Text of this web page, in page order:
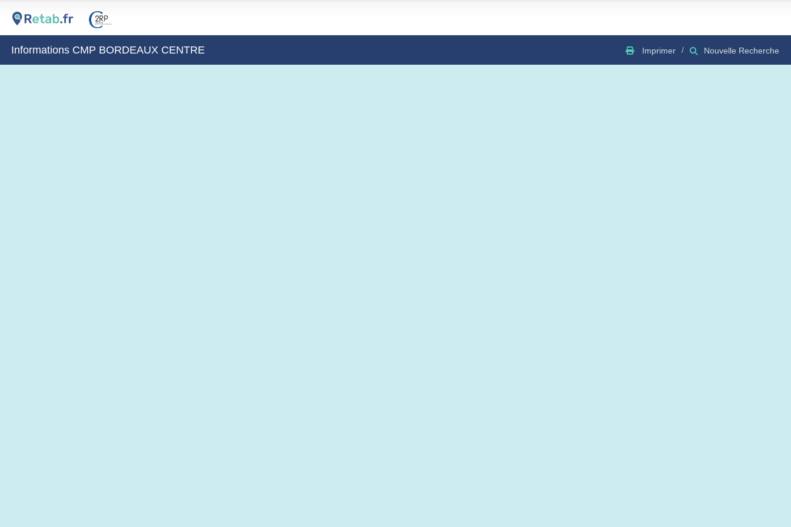
Informations CMP BORDEAUX CENTRE Imprimer Nouvelle Recherche